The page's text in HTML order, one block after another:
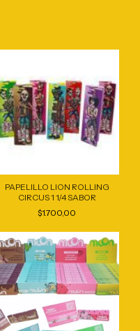
PAPELILLO LION ROLLING
CIRCUS 1 1/4 SABOR
$1.700,00